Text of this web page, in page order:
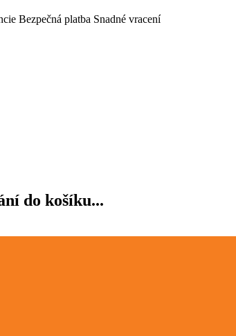
Bezpečná platba Snadné vracení
do košíku...